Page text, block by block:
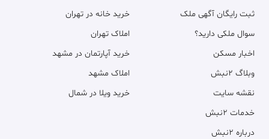
ثبت رایگان آگهی ملک
سوال ملکی دارید؟
اخبار مسکن
وبلاگ ۲نبش
نقشه سایت
خدمات ۲نبش
درباره ۲نبش
خرید خانه در تهران
املاک تهران
خرید آپارتمان در مشهد
املاک مشهد
خرید ویلا در شمال